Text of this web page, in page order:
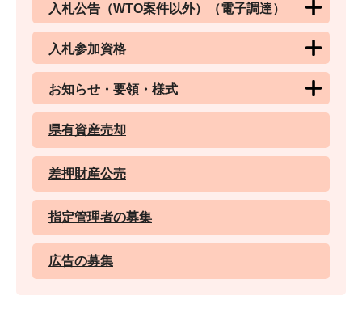
入札公告（WTO案件以外）（電子調達）
入札参加資格
お知らせ・要領・様式
県有資産売却
差押財産公売
指定管理者の募集
広告の募集